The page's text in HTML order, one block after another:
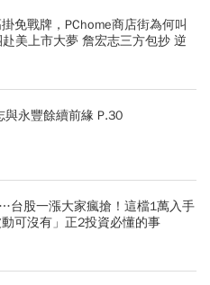
免戰牌，PChome商店街為何叫
赴美上市大夢 詹宏志三方包抄 逆
與永豐餘續前緣 P.30
台股一漲大家瘋搶！這檔1萬入手
動可沒有」正2投資必懂的事